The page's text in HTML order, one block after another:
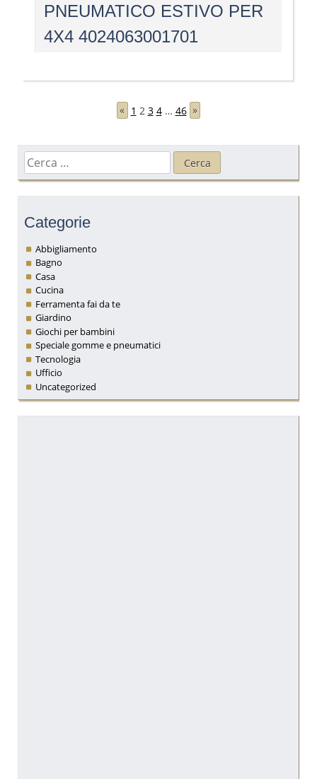
PNEUMATICO ESTIVO PER
4X4 4024063001701
« 1 2 3 4 … 46 »
Ricerca
per:
Categorie
Abbigliamento
Bagno
Casa
Cucina
Ferramenta fai da te
Giardino
Giochi per bambini
Speciale gomme e pneumatici
Tecnologia
Ufficio
Uncategorized